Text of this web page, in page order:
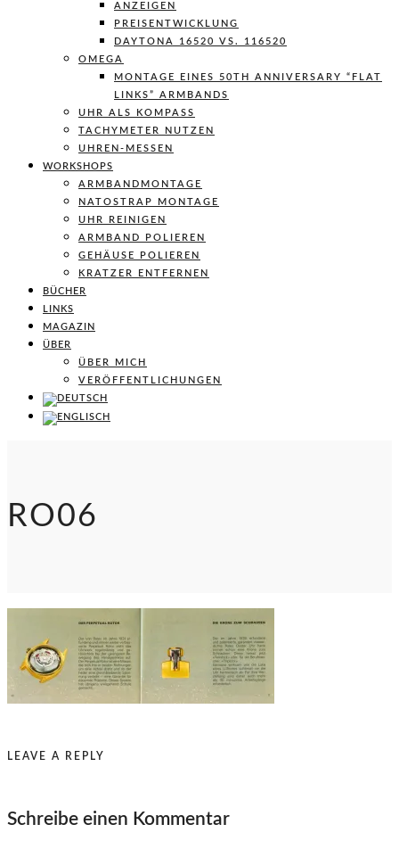
ANZEIGEN
PREISENTWICKLUNG
DAYTONA 16520 VS. 116520
OMEGA
MONTAGE EINES 50TH ANNIVERSARY “FLAT
LINKS” ARMBANDS
UHR ALS KOMPASS
TACHYMETER NUTZEN
UHREN-MESSEN
WORKSHOPS
ARMBANDMONTAGE
NATOSTRAP MONTAGE
UHR REINIGEN
ARMBAND POLIEREN
GEHÄUSE POLIEREN
KRATZER ENTFERNEN
BÜCHER
LINKS
MAGAZIN
ÜBER
ÜBER MICH
VERÖFFENTLICHUNGEN
RO06
LEAVE A REPLY
Schreibe einen Kommentar